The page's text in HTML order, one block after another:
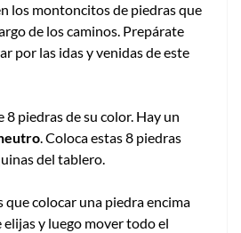
los montoncitos de piedras que
de los caminos. Prepárate
por las idas y venidas de este
8 piedras de su color. Hay un
. Coloca estas 8 piedras
del tablero.
colocar una piedra encima
elijas y luego mover todo el